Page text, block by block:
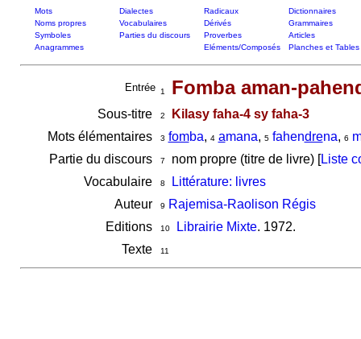
Mots Dialectes Radicaux
Dictionnaires
Noms propres
Vocabulaires Dérivés
Grammaires
Symboles
Parties du discours Proverbes
Articles
Anagrammes
Eléments/Composés Planches et Tables
Entrée 1 Fomba aman-
Sous-titre 2
Kilasy faha-4 sy faha-3
Mots élémentaires
3 fomba, 4 amana, 5 fahendrena, 6
Partie du discours
7 nom propre (titre de livre) [Liste
Vocabulaire
8
Littérature: livres
Auteur
9
Rajemisa-Raolison Régis
Editions
10 Librairie Mixte. 1972.
Texte
11